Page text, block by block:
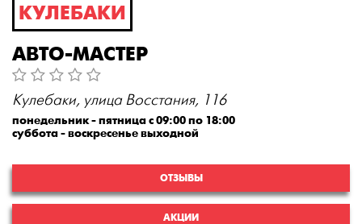
КУЛЕБАКИ
АВТО-МАСТЕР
Кулебаки, улица Восстания, 116
понедельник - пятница с 09:00 по 18:00
суббота - воскресенье выходной
ОТЗЫВЫ
АКЦИИ